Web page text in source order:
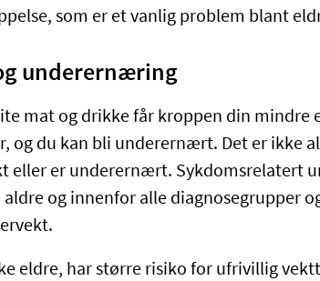
som er et vanlig problem blant
underernæring
mat og drikke får kroppen din mindre
og du kan bli underernært. Det er ikke
eller er underernært. Sykdomsrelatert
og innenfor alle diagnosegrupper
eldre, har større risiko for ufrivillig